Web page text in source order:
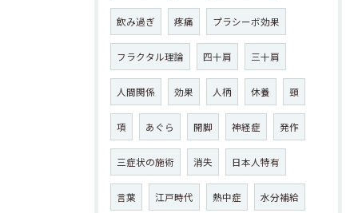
飲み過ぎ 疼痛 プラシーボ効果
フラクタル理論 四十肩 三十肩
人間関係 効果 人柄 休養 頸
項 あぐら 開脚 神経症 発作
三症状の施術 消失 日本人特有
言葉 江戸時代 熱中症 水分補給